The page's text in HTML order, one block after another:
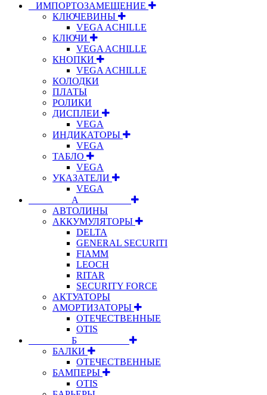
⠀ИМПОРТОЗАМЕЩЕНИЕ
КЛЮЧЕВИНЫ
VEGA ACHILLE
КЛЮЧИ
VEGA ACHILLE
КНОПКИ
VEGA ACHILLE
КОЛОДКИ
ПЛАТЫ
РОЛИКИ
ДИСПЛЕИ
VEGA
ИНДИКАТОРЫ
VEGA
ТАБЛО
VEGA
УКАЗАТЕЛИ
VEGA
⠀⠀⠀⠀⠀⠀А⠀⠀⠀⠀⠀⠀⠀
АВТОЛИНЫ
АККУМУЛЯТОРЫ
DELTA
GENERAL SECURITI
FIAMM
LEOCH
RITAR
SECURITY FORCE
АКТУАТОРЫ
АМОРТИЗАТОРЫ
ОТЕЧЕСТВЕННЫЕ
OTIS
⠀⠀⠀⠀⠀⠀Б⠀⠀⠀⠀⠀⠀⠀
БАЛКИ
ОТЕЧЕСТВЕННЫЕ
БАМПЕРЫ
OTIS